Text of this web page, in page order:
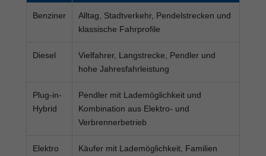
Benziner
Alltag, Stadtverkehr, Pendelstrecken und
klassische Fahrprofile
Diesel
Vielfahrer, Langstrecke, Pendler und
hohe Jahresfahrleistung
Plug-in-
Hybrid
Pendler mit Lademöglichkeit und
Kombination aus Elektro- und
Verbrennerbetrieb
Elektro
Käufer mit Lademöglichkeit, Familien